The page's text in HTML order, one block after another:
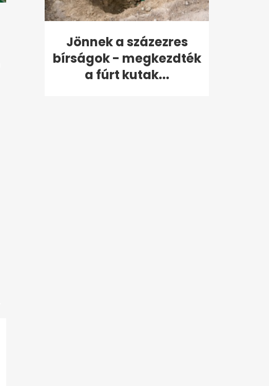
Jönnek a százezres
bírságok - megkezdték
a fúrt kutak...